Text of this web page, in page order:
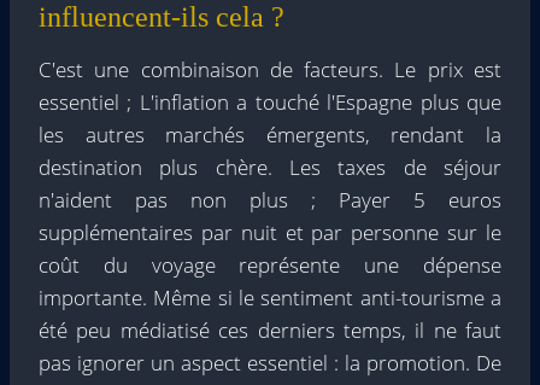
influencent-ils cela ?
C'est une combinaison de facteurs. Le prix est
essentiel ; L'inflation a touché l'Espagne plus que
les autres marchés émergents, rendant la
destination plus chère. Les taxes de séjour
n'aident pas non plus ; Payer 5 euros
supplémentaires par nuit et par personne sur le
coût du voyage représente une dépense
importante. Même si le sentiment anti-tourisme a
été peu médiatisé ces derniers temps, il ne faut
pas ignorer un aspect essentiel : la promotion. De